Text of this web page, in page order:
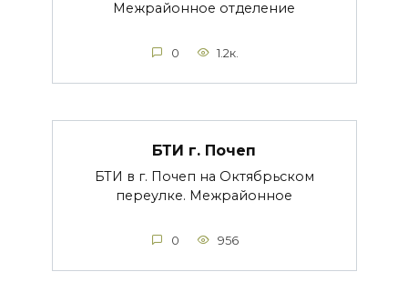
Межрайонное отделение
0 1.2к.
БТИ г. Почеп
БТИ в г. Почеп на Октябрьском
переулке. Межрайонное
0 956